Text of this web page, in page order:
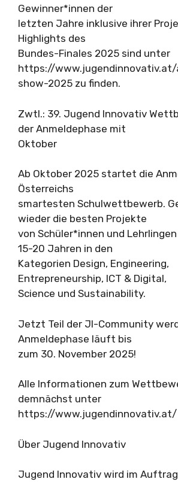
Gewinner*innen der
letzten Jahre inklusive ihrer
Highlights des
Bundes-Finales 2025 sind unter
https://
show-2025 zu finden.
Zwtl.: 39. Jugend Innovativ
der Anmeldephase mit
Oktober
Ab Oktober 2025 startet die
Österreichs
smartesten Schulwettbewerb.
wieder die besten Projekte
von Schüler*innen und
15-20 Jahren in den
Kategorien Design, Engineering,
Entrepreneurship, ICT & Digital,
Science und Sustainability.
Jetzt Teil der JI-Community
Anmeldephase läuft bis
zum 30. November 2025!
Alle Informationen zum
demnächst unter
https://www.jugendinnovativ.at/
Über Jugend Innovativ
Jugend Innovativ wird im